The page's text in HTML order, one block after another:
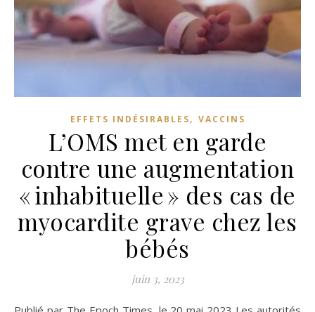
EFFETS INDÉSIRABLES, VACCINS
L’OMS met en garde
contre une augmentation
« inhabituelle » des cas de
myocardite grave chez les
bébés
juin 3, 2023